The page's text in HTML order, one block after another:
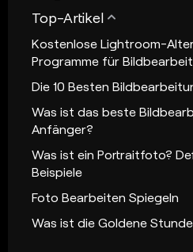
Top-Artikel
Kostenlose Lightroom-
Programme für
Die 10 Besten
Was ist das beste
Anfänger?
Was ist ein Portraitfoto?
Beispiele
Foto Bearbeiten Spiegeln
Was ist die Goldene